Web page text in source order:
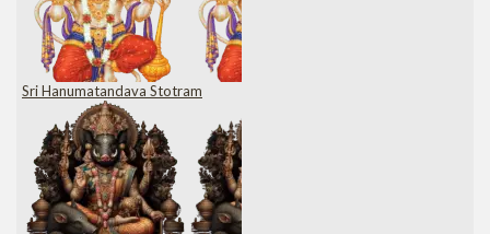
Sri Hanumatandava Stotram